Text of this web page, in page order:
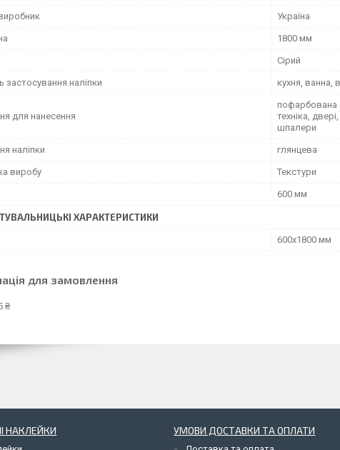
Україна
1800 мм
Сірий
застосування наліпки кухня, ванна,
для нанесення
пофарбована
техніка,
шпалери
наліпки глянцева
виробу Текстури
600 мм
ХАРАКТЕРИСТИКИ
600х1800 мм
для замовлення
₴
НАКЛЕЙКИ УМОВИ ДОСТАВКИ ТА ОПЛАТИ